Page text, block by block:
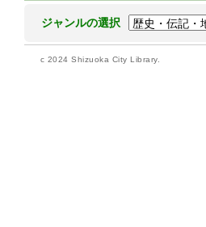
ジャンルの選択
c 2024 Shizuoka City Library.